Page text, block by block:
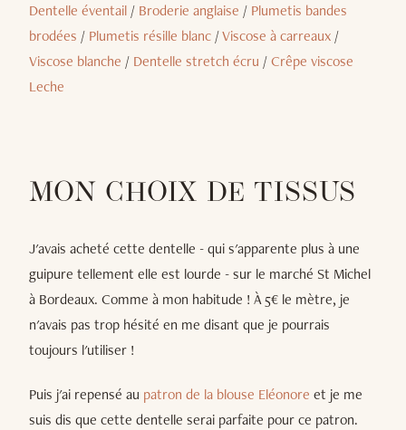
Dentelle éventail / Broderie anglaise / Plumetis bandes
brodées / Plumetis résille blanc /Viscose à carreaux /
Viscose blanche / Dentelle stretch écru /Crêpe viscose
Leche
MON CHOIX DE TISSUS
J'avais acheté cette dentelle - qui s'apparente plus à une
guipure tellement elle est lourde - sur le marché St Michel
à Bordeaux. Comme à mon habitude ! À 5€ le mètre, je
n'avais pas trop hésité en me disant que je pourrais
toujours l'utiliser !
Puis j'ai repensé au patron de la blouse Eléonore et je me
suis dis que cette dentelle serai parfaite pour ce patron.